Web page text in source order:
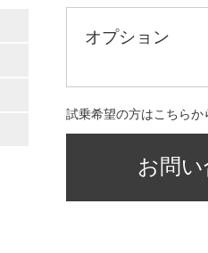
オプション
試乗希望の方はこちら
お問